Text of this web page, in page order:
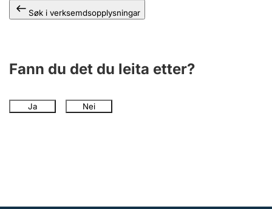
Søk i verksemdsopplysningar
Fann du det du leita etter?
Ja Nei